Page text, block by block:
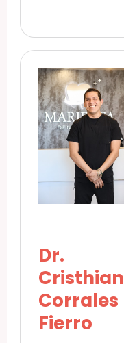
Dr.
Cristhian
Corrales
Fierro